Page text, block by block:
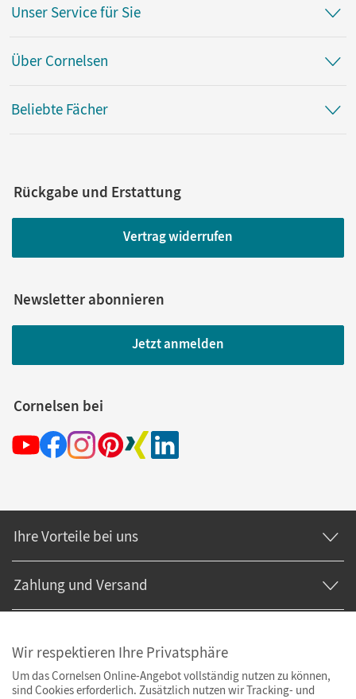
Unser Service für Sie
Über Cornelsen
Beliebte Fächer
Rückgabe und Erstattung
Vertrag widerrufen
Newsletter abonnieren
Jetzt anmelden
Cornelsen bei
Ihre Vorteile bei uns
Zahlung und Versand
Wir respektieren Ihre Privatsphäre
Um das Cornelsen Online-Angebot vollständig nutzen zu können,
sind Cookies erforderlich. Zusätzlich nutzen wir Tracking- und